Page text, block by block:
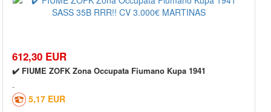
612,30 EUR
✔️ FIUME ZOFK Zona Occupata Fiumano Kupa 1941
5,17 EUR